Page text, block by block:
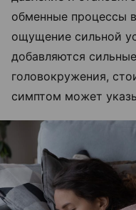
обменные процессы
ощущение сильной
добавляются
головокружения,
симптом может